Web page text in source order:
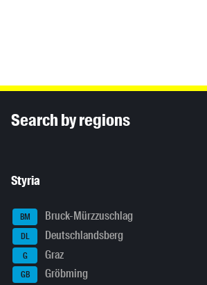
Search by regions
Styria
BM Bruck-Mürzzuschlag
DL Deutschlandsberg
G Graz
GB Gröbming